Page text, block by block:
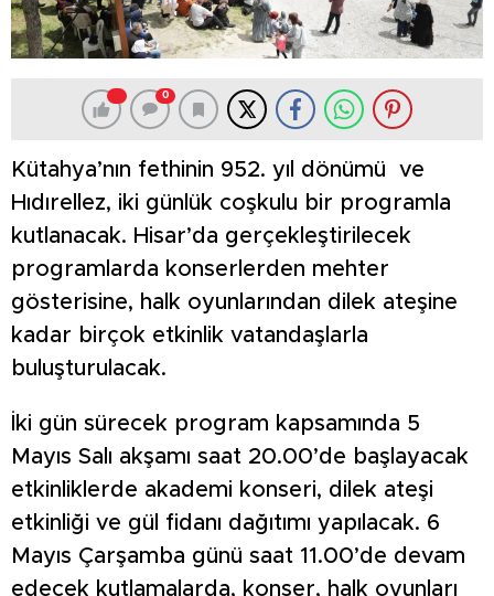
0
Kütahya’nın fethinin 952. yıl dönümü ve
Hıdırellez, iki günlük coşkulu bir programla
kutlanacak. Hisar’da gerçekleştirilecek
programlarda konserlerden mehter
gösterisine, halk oyunlarından dilek ateşine
kadar birçok etkinlik vatandaşlarla
buluşturulacak.
İki gün sürecek program kapsamında 5
Mayıs Salı akşamı saat 20.00’de başlayacak
etkinliklerde akademi konseri, dilek ateşi
etkinliği ve gül fidanı dağıtımı yapılacak. 6
Mayıs Çarşamba günü saat 11.00’de devam
edecek kutlamalarda, konser, halk oyunları